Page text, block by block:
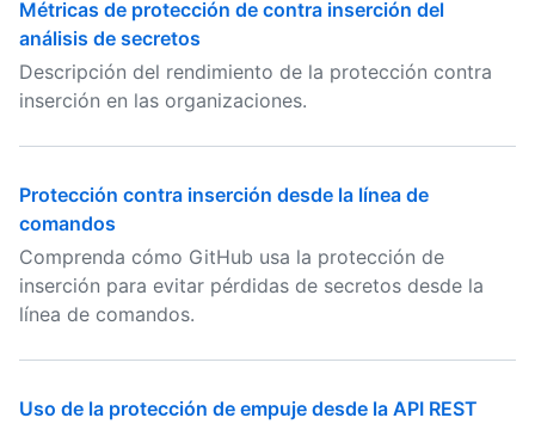
Métricas de protección de contra inserción del
análisis de secretos
Descripción del rendimiento de la protección contra
inserción en las organizaciones.
Protección contra inserción desde la línea de
comandos
Comprenda cómo GitHub usa la protección de
inserción para evitar pérdidas de secretos desde la
línea de comandos.
Uso de la protección de empuje desde la API REST